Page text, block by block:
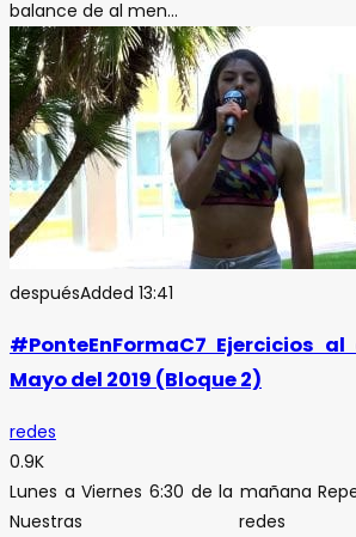
balance de al men...
despuésAdded 13:41
#PonteEnFormaC7 Ejercicios
Mayo del 2019 (Bloque 2)
redes
0.9K
Lunes a Viernes 6:30 de la mañana
Nuestras redes